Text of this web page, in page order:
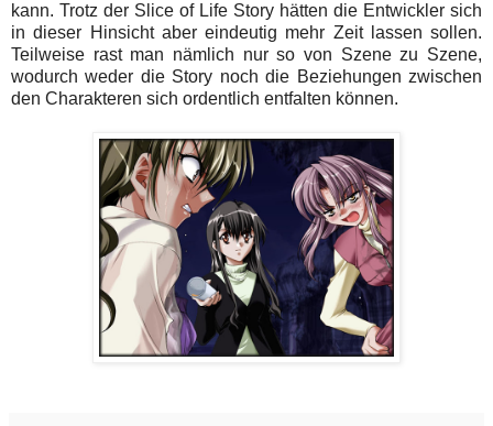
kann. Trotz der Slice of Life Story hätten die Entwickler sich
in dieser Hinsicht aber eindeutig mehr Zeit lassen sollen.
Teilweise rast man nämlich nur so von Szene zu Szene,
wodurch weder die Story noch die Beziehungen zwischen
den Charakteren sich ordentlich entfalten können.